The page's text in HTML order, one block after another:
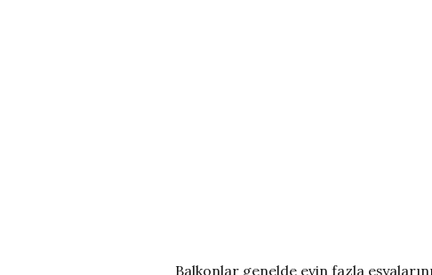
Balkonlar genelde evin fazla